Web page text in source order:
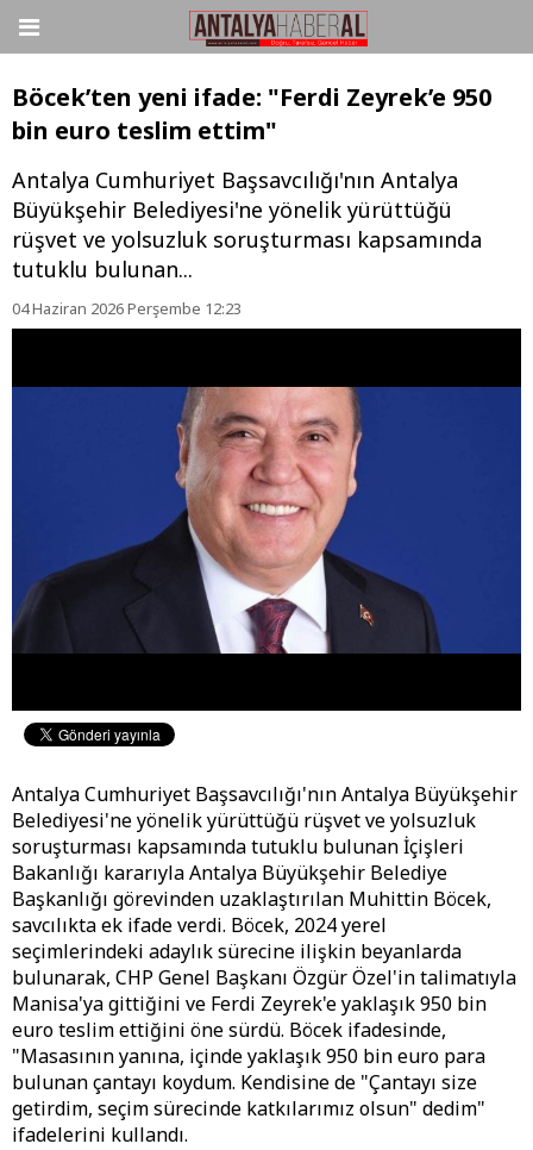
Böcek’ten yeni ifade: "Ferdi Zeyrek’e 950
bin euro teslim ettim"
Antalya Cumhuriyet Başsavcılığı'nın Antalya
Büyükşehir Belediyesi'ne yönelik yürüttüğü
rüşvet ve yolsuzluk soruşturması kapsamında
tutuklu bulunan...
04 Haziran 2026 Perşembe 12:23
Antalya Cumhuriyet Başsavcılığı'nın Antalya Büyükşehir
Belediyesi'ne yönelik yürüttüğü rüşvet ve yolsuzluk
soruşturması kapsamında tutuklu bulunan İçişleri
Bakanlığı kararıyla Antalya Büyükşehir Belediye
Başkanlığı görevinden uzaklaştırılan Muhittin Böcek,
savcılıkta ek ifade verdi. Böcek, 2024 yerel
seçimlerindeki adaylık sürecine ilişkin beyanlarda
bulunarak, CHP Genel Başkanı Özgür Özel'in talimatıyla
Manisa'ya gittiğini ve Ferdi Zeyrek'e yaklaşık 950 bin
euro teslim ettiğini öne sürdü. Böcek ifadesinde,
"Masasının yanına, içinde yaklaşık 950 bin euro para
bulunan çantayı koydum. Kendisine de "Çantayı size
getirdim, seçim sürecinde katkılarımız olsun" dedim"
ifadelerini kullandı.